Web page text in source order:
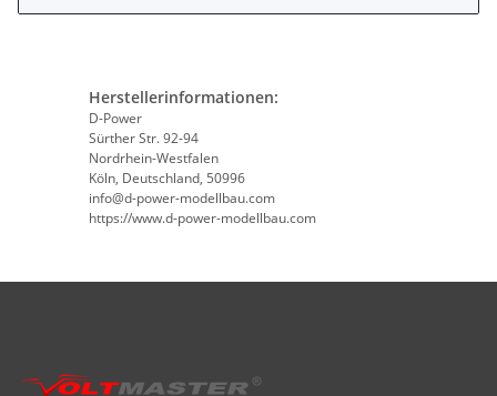
Herstellerinformationen:
D-Power
Sürther Str. 92-94
Nordrhein-Westfalen
Köln, Deutschland, 50996
info@d-power-modellbau.com
https://www.d-power-modellbau.com